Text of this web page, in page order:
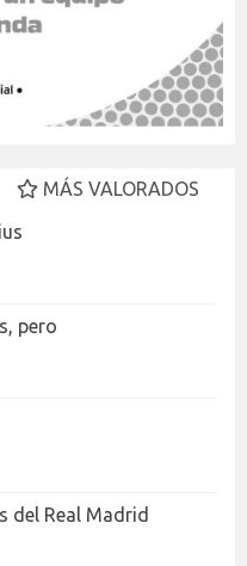
MÁS VALORADOS
pero
del Real Madrid